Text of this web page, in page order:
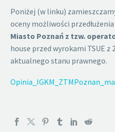
Poniżej (w linku)
oceny możliwości
Miasto Poznań z tzw.
house przed wyrokami TSUE z
aktualnego stanu prawnego.